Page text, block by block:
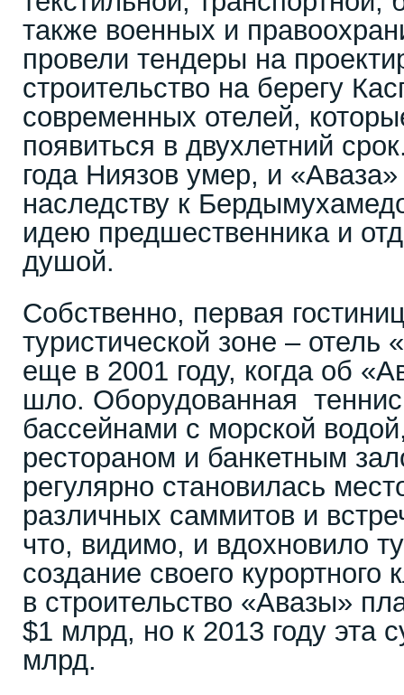
также военных и
провели тендеры на
строительство на берегу
современных отелей,
появиться в двухлетний
года Ниязов умер, и
наследству к
идею предшественника и
душой.
Собственно, первая
туристической зоне – отель
еще в 2001 году, когда об
шло. Оборудованная
бассейнами с морской
рестораном и банкетным
регулярно становилась
различных саммитов и
что, видимо, и вдохновило
создание своего курортного
в строительство «Авазы»
$1 млрд, но к 2013 году эта
млрд.